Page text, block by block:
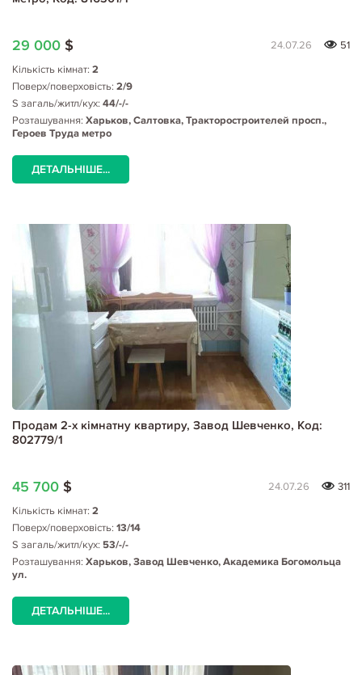
29 000 $ 24.07.26
51
Кількість кімнат: 2
Поверх/поверховість: 2/9
S загаль/житл/кух: 44/-/-
Розташування: Харьков, Салтовка, Тракторостроителей просп.,
Героев Труда метро
ДЕТАЛЬНІШЕ...
Продам 2-х кімнатну квартиру, Завод Шевченко, Код:
802779/1
45 700 $ 24.07.26
311
Кількість кімнат: 2
Поверх/поверховість: 13/14
S загаль/житл/кух: 53/-/-
Розташування: Харьков, Завод Шевченко, Академика Богомольца
ул.
ДЕТАЛЬНІШЕ...